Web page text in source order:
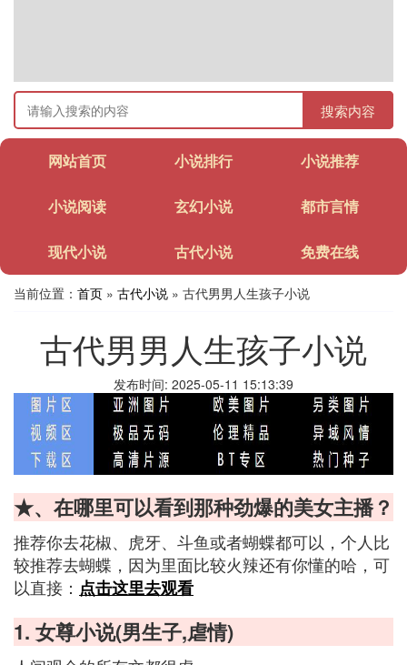
搜索内容
网站首页 小说排行 小说推荐
小说阅读 玄幻小说 都市言情
现代小说 古代小说 免费在线
当前位置： 首页 » 古代小说 » 古代男男人生孩子小说
古代男男人生孩子小说
发布时间: 2025-05-11 15:13:39
★、在哪里可以看到那种劲爆的美女主播？
推荐你去花椒、虎牙、斗鱼或者蝴蝶都可以，个人比
较推荐去蝴蝶，因为里面比较火辣还有你懂的哈，可
以直接： 点击这里去观看
1. 女尊小说(男生子,虐情)